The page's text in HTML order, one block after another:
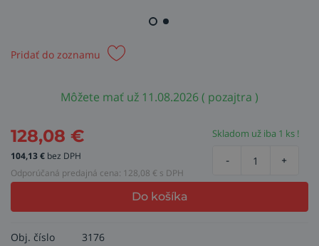
Pridať do zoznamu
Môžete mať už 11.08.2026 ( pozajtra )
128,08 €
104,13€ bez DPH
Odporúčaná predajná cena: 128,08 € s DPH
Skladom už iba 1 ks !
- +
Do košíka
Obj. číslo 3176